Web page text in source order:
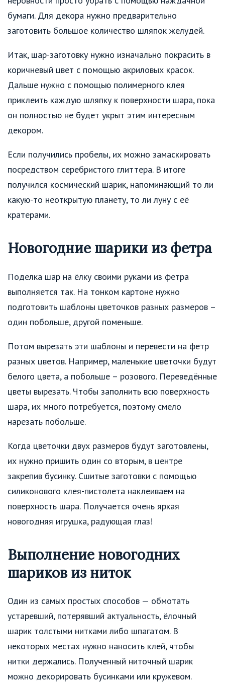
бумаги. Для декора нужно предварительно
заготовить большое количество шляпок желудей.
Итак, шар-заготовку нужно изначально покрасить в
коричневый цвет с помощью акриловых красок.
Дальше нужно с помощью полимерного клея
приклеить каждую шляпку к поверхности шара, пока
он полностью не будет укрыт этим интересным
декором.
Если получились пробелы, их можно замаскировать
посредством серебристого глиттера. В итоге
получился космический шарик, напоминающий то ли
какую-то неоткрытую планету, то ли луну с её
кратерами.
Новогодние шарики из фетра
Поделка шар на ёлку своими руками из фетра
выполняется так. На тонком картоне нужно
подготовить шаблоны цветочков разных размеров –
один побольше, другой поменьше.
Потом вырезать эти шаблоны и перевести на фетр
разных цветов. Например, маленькие цветочки будут
белого цвета, а побольше – розового. Переведённые
цветы вырезать. Чтобы заполнить всю поверхность
шара, их много потребуется, поэтому смело
нарезать побольше.
Когда цветочки двух размеров будут заготовлены,
их нужно пришить один со вторым, в центре
закрепив бусинку. Сшитые заготовки с помощью
силиконового клея-пистолета наклеиваем на
поверхность шара. Получается очень яркая
новогодняя игрушка, радующая глаз!
Выполнение новогодних
шариков из ниток
Один из самых простых способов — обмотать
устаревший, потерявший актуальность, ёлочный
шарик толстыми нитками либо шпагатом. В
некоторых местах нужно наносить клей, чтобы
нитки держались. Полученный ниточный шарик
можно декорировать бусинками или кружевом.